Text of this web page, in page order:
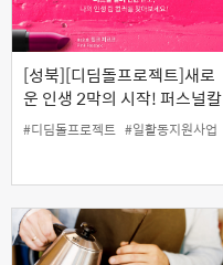
[성북][디딤돌프로젝트]새로
운 인생 2막의 시작! 퍼스널칼
라활동가 양성과정
#디딤돌프로젝트 #일활동지원사업